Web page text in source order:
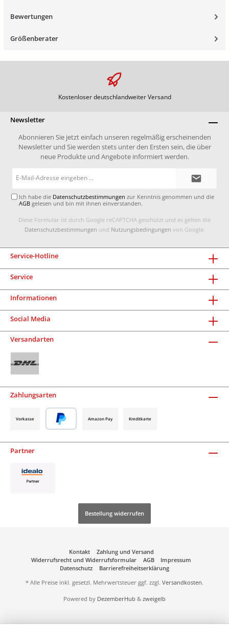
Bewertungen
Größenberater
Kostenloser deutschlandweiter Versand
Newsletter
Abonnieren Sie jetzt einfach unseren regelmäßig erscheinenden
Newsletter und Sie werden stets unter den Ersten sein, die über
neue Produkte und Angebote informiert werden.
Ich habe die Datenschutzbestimmungen zur Kenntnis genommen und die
AGB gelesen und bin mit ihnen einverstanden.
Diese Formular ist durch Google reCAPTCHA geschützt und es gelten die
Datenschutzbestimmungen und Nutzungsbedingungen von Google.
Service-Hotline
Service
Informationen
Social Media
Versandarten
Zahlungsarten
Vorkasse Amazon Pay Kreditkarte
Partner
Bestellung widerrufen
Kontakt
Zahlung und Versand
Widerrufsrecht und Widerrufsformular
AGB
Impressum
Datenschutz
Barrierefreiheitserklärung
* Alle Preise inkl. gesetzl. Mehrwertsteuer ggf. zzgl. Versandkosten.
Powered by DezemberHub & zweigelb